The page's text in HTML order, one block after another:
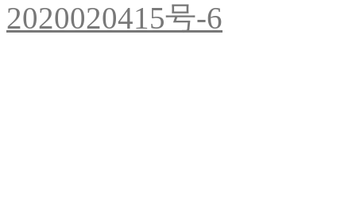
2020020415号-6